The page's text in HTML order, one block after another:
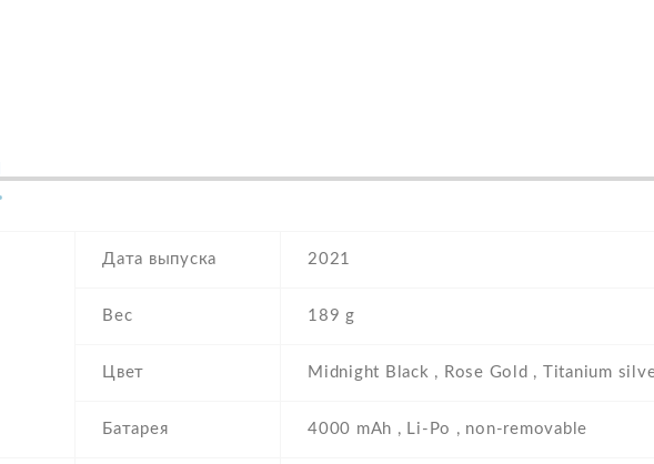
Дата выпуска 2021
Вес 189 g
Цвет Midnight Black , Rose Gold , Titanium
Батарея 4000 mAh , Li-Po , non-removable